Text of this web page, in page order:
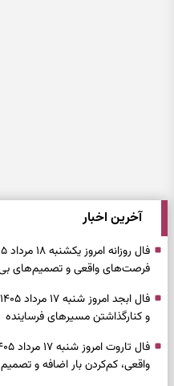
آخرین اخبار
فرصت‌های واقعی و تصمیم‌های
و کنارگذاشتن مسیرهای فرساینده
واقعی، کم‌کردن بار اضافه و